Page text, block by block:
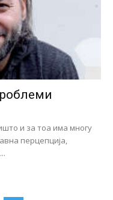
и за тоа има многу
перцепција,